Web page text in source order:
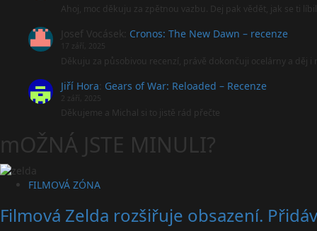
Ahoj, moc děkuju za zpětnou vazbu. Dej pak vědět, jak se ti líbil
Josef Vocásek Cronos: The New Dawn – recenze
17 září, 2025
Děkuju za působivou recenzí, právě dokončuji ocelárny a děj
Jiří Hora Gears of War: Reloaded – Recenze
2 září, 2025
Děkujeme a Michal si to jistě rád přečte
mOŽNÁ JSTE MINULI?
FILMOVÁ ZÓNA
Filmová Zelda rozšiřuje obsazení.